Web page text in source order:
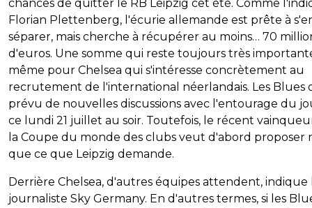
chances de quitter le RB Leipzig cet été. Comme
Florian Plettenberg, l'écurie allemande est prête à
séparer, mais cherche à récupérer au moins… 70
d'euros. Une somme qui reste toujours très
même pour Chelsea qui s'intéresse concrètement au
recrutement de l'international néerlandais. Les Blues
prévu de nouvelles discussions avec l'entourage du
ce lundi 21 juillet au soir. Toutefois, le récent
la Coupe du monde des clubs veut d'abord proposer
que ce que Leipzig demande.
Derrière Chelsea, d'autres équipes attendent, indique
journaliste Sky Germany. En d'autres termes, si les